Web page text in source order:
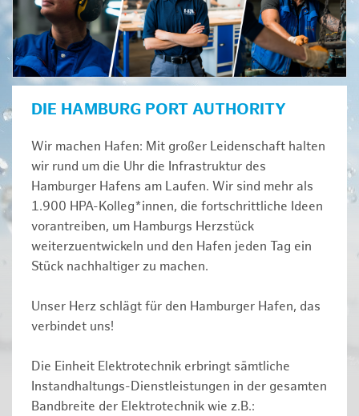
DIE HAMBURG PORT AUTHORITY
Wir machen Hafen: Mit großer Leidenschaft halten
wir rund um die Uhr die Infrastruktur des
Hamburger Hafens am Laufen. Wir sind mehr als
1.900 HPA-Kolleg*innen, die fortschrittliche Ideen
vorantreiben, um Hamburgs Herzstück
weiterzuentwickeln und den Hafen jeden Tag ein
Stück nachhaltiger zu machen.
Unser Herz schlägt für den Hamburger Hafen, das
verbindet uns!
Die Einheit Elektrotechnik erbringt sämtliche
Instandhaltungs-Dienstleistungen in der gesamten
Bandbreite der Elektrotechnik wie z.B.: